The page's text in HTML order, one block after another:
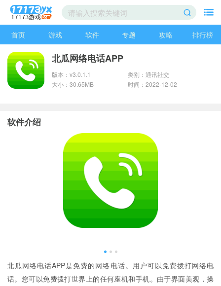
首页 游戏 软件 专题 攻略 排行榜
北瓜网络电话APP
版本：v3.0.1.1
类别：通讯社交
大小：30.65MB
时间：2022-12-02
软件介绍
北瓜网络电话APP是免费的网络电话。用户可以免费拨打网络电
话。您可以免费拨打世界上的任何座机和手机。由于界面美观，操